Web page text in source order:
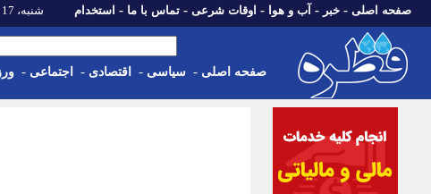
صفحه اصلی - خبر - آب و هوا - اوقات شرعی - تماس با ما - استخدام شنبه، 17 مرداد 1405 - Sat, 08th Aug 2026
صفحه اصلی -سیاسی - اقتصادی - اجتماعی -